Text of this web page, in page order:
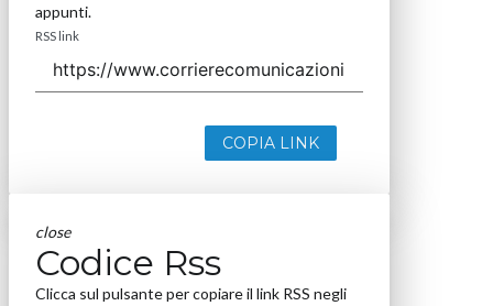
appunti.
RSS link
COPIA LINK
close
Codice Rss
Clicca sul pulsante per copiare il link RSS negli